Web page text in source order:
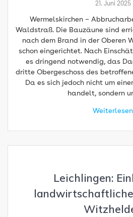
21. Juni 2025
Wermelskirchen –
Waldstraß. Die Bauzäune sind
nach dem Brand in der Oberen
schon eingerichtet. Nach
es dringend notwendig, das
dritte Obergeschoss des
Da es sich jedoch nicht um
handelt, sondern
Weiterlesen
Leichlingen: